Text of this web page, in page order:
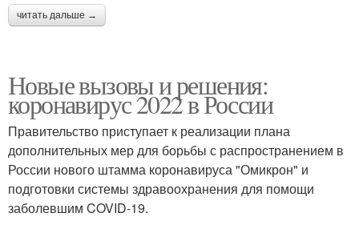
читать дальше →
Новые вызовы и решения:
коронавирус 2022 в России
Правительство приступает к реализации плана
дополнительных мер для борьбы с распространением в
России нового штамма коронавируса "Омикрон" и
подготовки системы здравоохранения для помощи
заболевшим COVID-19.